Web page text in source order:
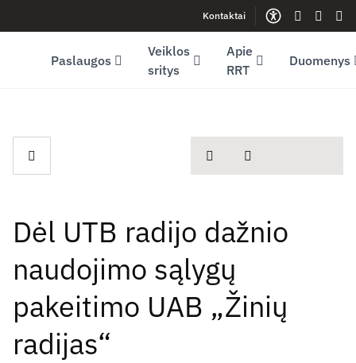
Youtube (opens in new window)Kontaktai
Gestų
Paslaugos
Veiklos
sritys
Apie
RRT
Duomenys
spausdintiDalintis
Dėl UTB radijo dažnio
naudojimo sąlygų
pakeitimo UAB „Žinių
radijas“